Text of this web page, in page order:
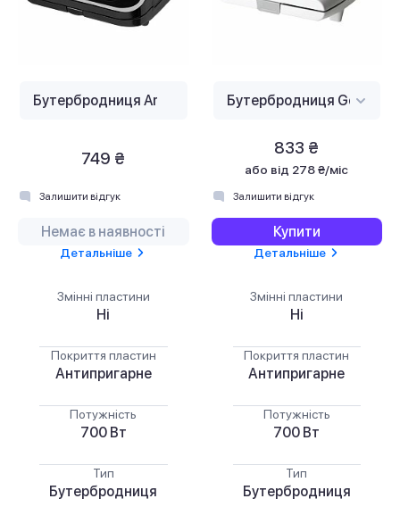
749 ₴
Залишити відгук
Немає в наявності
Детальніше
Змінні пластини
Ні
Покриття пластин
Антипригарне
Потужність
700 Вт
Тип
Бутербродниця
833 ₴
або від 278 ₴/міс
Залишити відгук
Купити
Детальніше
Змінні пластини
Ні
Покриття пластин
Антипригарне
Потужність
700 Вт
Тип
Бутербродниця